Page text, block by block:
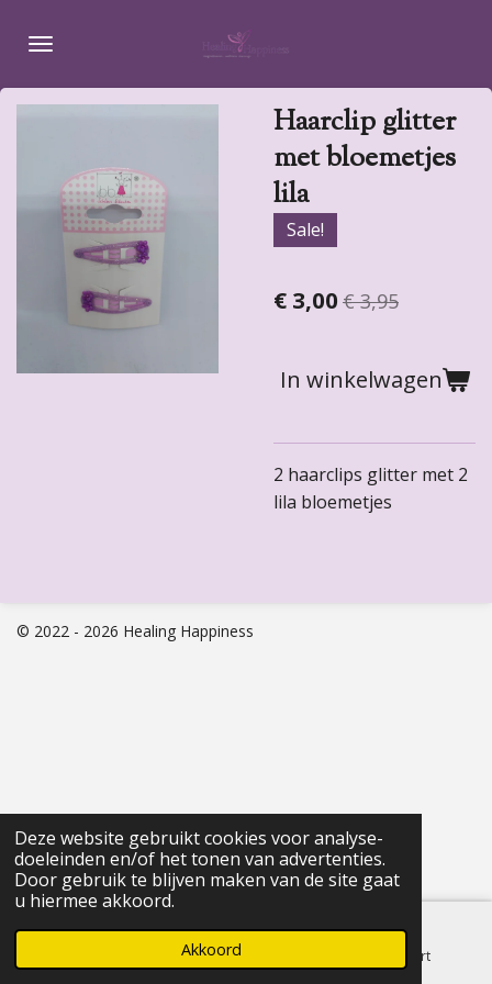
Deze website gebruikt cookies voor analyse-
doeleinden en/of het tonen van advertenties.
Door gebruik te blijven maken van de site gaat
u hiermee akkoord.
Akkoord
direct
de
Haarclip glitter
met bloemetjes
lila
Sale!
€ 3,00 € 3,95
In winkelwagen
2 haarclips glitter met 2
lila bloemetjes
© 2022 - 2026 Healing Happiness
Telefoonnummer Kaart